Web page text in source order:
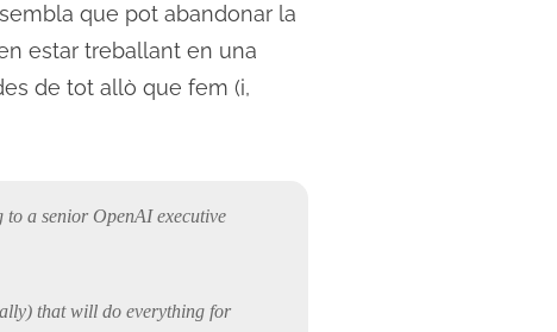
que pot abandonar la
estar treballant en una
de tot allò que fem (i,
a senior OpenAI executive
that will do everything for